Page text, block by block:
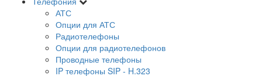
АТС
Опции для АТС
Радиотелефоны
Опции для радиотелефонов
Проводные телефоны
IP телефоны SIP - H.323